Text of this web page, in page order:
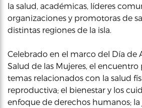
la salud, académicas, líderes
organizaciones y promotoras de
distintas regiones de la isla.
Celebrado en el marco del Día de
Salud de las Mujeres, el
temas relacionados con la salud
reproductiva; el bienestar y los
enfoque de derechos humanos; la